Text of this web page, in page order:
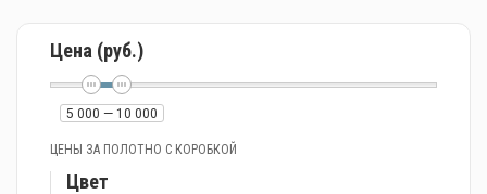
Цена (руб.)
5 000 — 10 000
ЦЕНЫ ЗА ПОЛОТНО С КОРОБКОЙ
Цвет